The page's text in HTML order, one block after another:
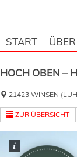
START
HOCH OBEN –
21423 WINSEN
ZUR ÜBERSICHT